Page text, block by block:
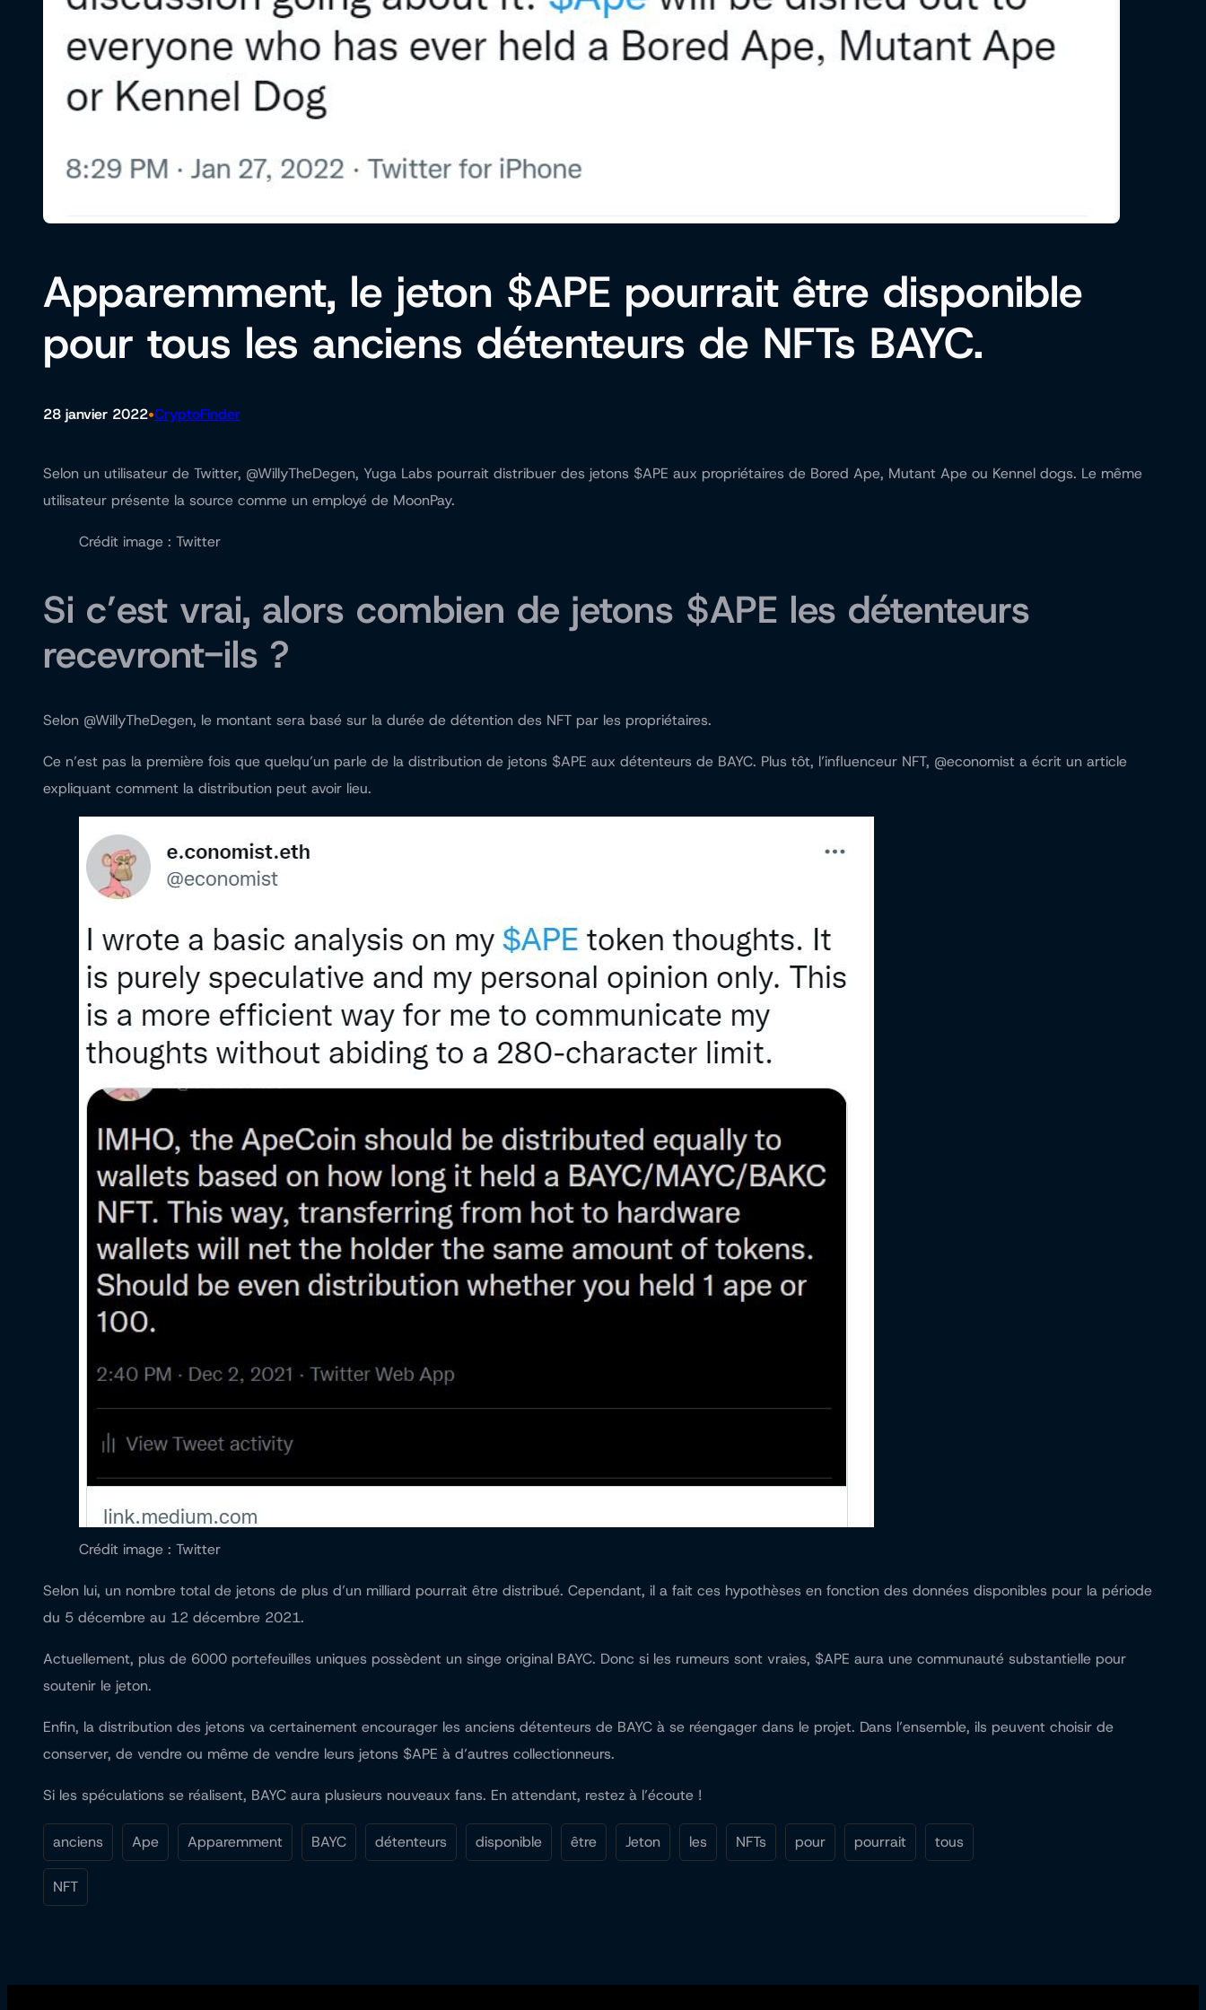
Apparemment, le jeton $APE pourrait être disponible
pour tous les anciens détenteurs de NFTs BAYC.
28 janvier 2022•CryptoFinder
Selon un utilisateur de Twitter, @WillyTheDegen, Yuga Labs pourrait distribuer des jetons $APE aux propriétaires de Bored Ape, Mutant Ape ou Kennel dogs. Le même
utilisateur présente la source comme un employé de MoonPay.
Crédit image : Twitter
Si c’est vrai, alors combien de jetons $APE les détenteurs
recevront-ils ?
Selon @WillyTheDegen, le montant sera basé sur la durée de détention des NFT par les propriétaires.
Ce n’est pas la première fois que quelqu’un parle de la distribution de jetons $APE aux détenteurs de BAYC. Plus tôt, l’influenceur NFT, @economist a écrit un article
expliquant comment la distribution peut avoir lieu.
Crédit image : Twitter
Selon lui, un nombre total de jetons de plus d’un milliard pourrait être distribué. Cependant, il a fait ces hypothèses en fonction des données disponibles pour la période
du 5 décembre au 12 décembre 2021.
Actuellement, plus de 6000 portefeuilles uniques possèdent un singe original BAYC. Donc si les rumeurs sont vraies, $APE aura une communauté substantielle pour
soutenir le jeton.
Enfin, la distribution des jetons va certainement encourager les anciens détenteurs de BAYC à se réengager dans le projet. Dans l’ensemble, ils peuvent choisir de
conserver, de vendre ou même de vendre leurs jetons $APE à d’autres collectionneurs.
Si les spéculations se réalisent, BAYC aura plusieurs nouveaux fans. En attendant, restez à l’écoute !
anciens Ape Apparemment BAYC détenteurs disponible être Jeton les NFTs pour pourrait tous
NFT